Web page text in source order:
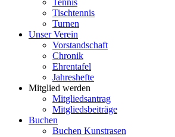
Tennis
Tischtennis
Turnen
Unser Verein
Vorstandschaft
Chronik
Ehrentafel
Jahreshefte
Mitglied werden
Mitgliedsantrag
Mitgliedsbeiträge
Buchen
Buchen Kunstrasen